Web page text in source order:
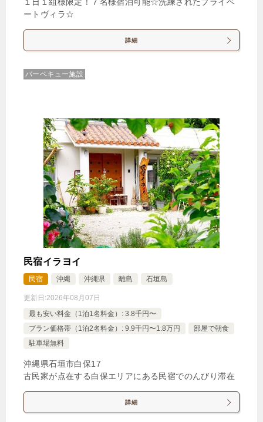
ートヴィラ☆
詳細
バーベキュー施設
民宿イラヨイ
民宿 沖縄 沖縄県 離島 石垣島
更新日:2026年08月07日
最も安い料金（1泊1名料金）: 3.8千円〜
プラン価格帯（1泊2名料金）: 9.9千円〜1.8万円
部屋で朝食
駐車場無料
沖縄県石垣市白保17
古民家が点在する白保エリアにある民宿でのんびり滞在
詳細